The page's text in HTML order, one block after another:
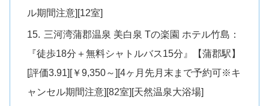
ル期間注意][12室]
三河湾蒲郡温泉 美白泉 Tの楽園 ホテル竹島：
『徒歩18分＋無料シャトルバス15分』【蒲郡駅】
[評価3.91][￥9,350～][4ヶ月先月末まで予約可※キ
ャンセル期間注意][82室][天然温泉大浴場]